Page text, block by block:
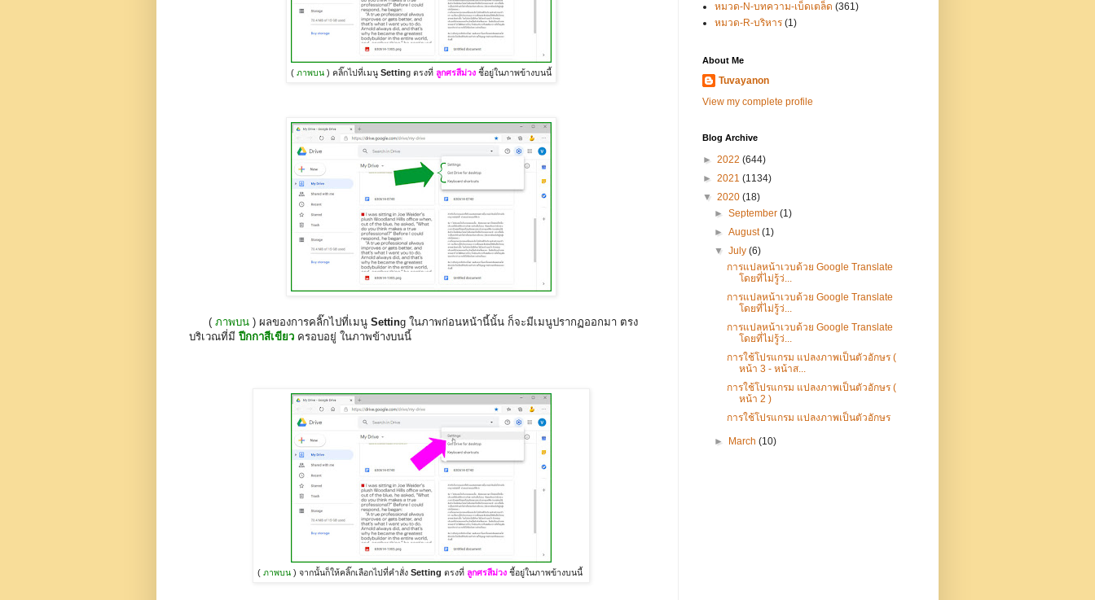
( ภาพบน ) คลิ๊กไปที่เมนู Setting ตรงที่ ลูกศรสีม่วง ชี้อยู่ในภาพข้างบนนี้
( ภาพบน ) ผลของการคลิ๊กไปที่เมนู Setting ในภาพก่อนหน้านี้นั้น ก็จะมีเมนูปรากฏออกมา ตรง
บริเวณที่มี ปีกกาสีเขียว ครอบอยู่ ในภาพข้างบนนี้
( ภาพบน ) จากนั้นก็ให้คลิ๊กเลือกไปที่คำสั่ง Setting ตรงที่ ลูกศรสีม่วง ชี้อยู่ในภาพข้างบนนี้
หมวด-N-บทความ-เบ็ดเตล็ด (361)
หมวด-R-บริหาร (1)
About Me
Tuvayanon
View my complete profile
Blog Archive
► 2022 (644)
► 2021 (1134)
▼ 2020 (18)
►September(1)
►August(1)
▼July(6)
การแปลหน้าเวบด้วย Google Translate
โดยที่ไม่รู้ว่...
การแปลหน้าเวบด้วย Google Translate
โดยที่ไม่รู้ว่...
การแปลหน้าเวบด้วย Google Translate
โดยที่ไม่รู้ว่...
การใช้โปรแกรม แปลงภาพเป็นตัวอักษร (
หน้า 3 - หน้าส...
การใช้โปรแกรม แปลงภาพเป็นตัวอักษร (
หน้า 2 )
การใช้โปรแกรม แปลงภาพเป็นตัวอักษร
► March(10)